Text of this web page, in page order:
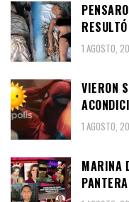
1 AGOSTO,
VIERON
1 AGOSTO,
MARINA